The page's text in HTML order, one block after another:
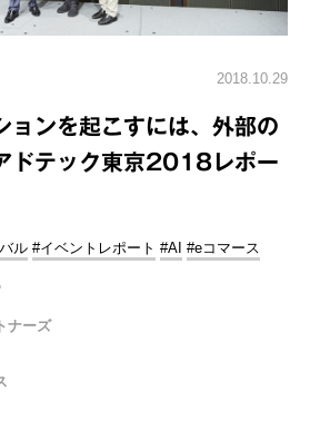
2018.10.29
ョンを起こすには、外部の
ドテック東京2018レポー
ル #イベントレポート #AI #eコマース
ナーズ